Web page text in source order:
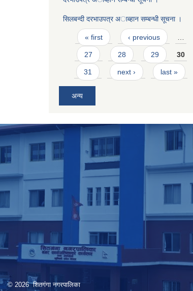
सिलबन्दी दरभाउपत्र अाब्हान सम्बन्धी सूचना ।
Pages
« first ‹ previous
27 28 29 30
31 next › last »
अन्य
© 2026 शितगंगा नगरपालिका